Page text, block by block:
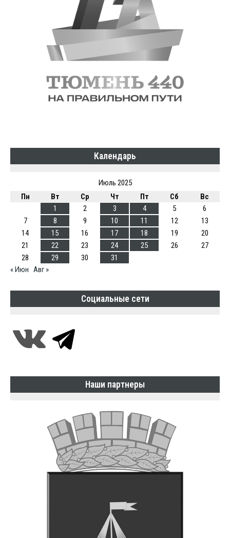
Календарь
Июль 2025
Пн
Вт Ср Чт Пт Сб
Вс
1
2 3 4 5
6
7
8 9 10 11 12
13
14
15 16 17 18 19
20
21
22 23 24 25 26
27
28
29 30
31
« Июн Авг »
Социальные сети
Наши партнеры